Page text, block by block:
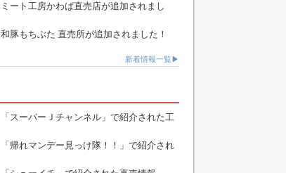
ミート工房かわば直売店が追加されまし
和豚もちぶた 直売所が追加されました！
新着情報一覧▶
「スーパーＪチャンネル」で紹介された工
「帰れマンデー見っけ隊！！」で紹介され